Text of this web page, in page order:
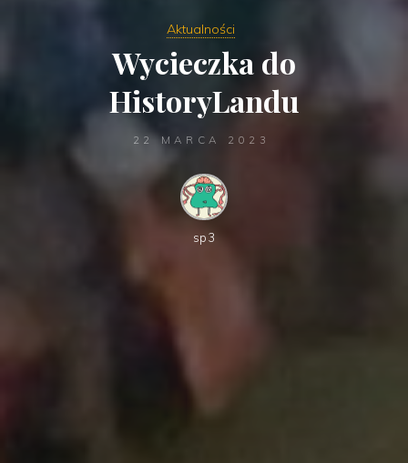
Aktualności
Wycieczka do
HistoryLandu
22 MARCA 2023
sp3